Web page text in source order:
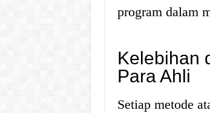
program dalam
Kelebihan
Para Ahli
Setiap metode